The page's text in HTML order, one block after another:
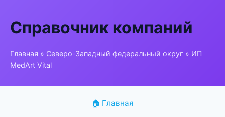
Справочник компаний
Главная » Северо-Западный федеральный округ » ИП
MedArt Vital
🏠 Главная